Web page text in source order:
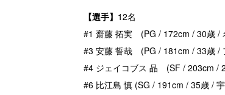
【選手】 12名
#1 齋藤 拓実 (PG / 172cm / 30歳 /
#3 安藤 誓哉 (PG / 181cm / 33歳 /
#4 ジェイコブス 晶 (SF / 203cm /
#6 比江島 慎 (SG / 191cm / 35歳 /